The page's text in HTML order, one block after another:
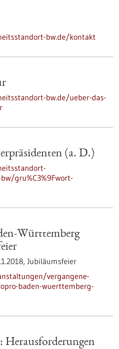
bw.de/kontakt
bw.de/ueber-das-
(a. D.)
gru%C3%9Fwort-
Württemberg
Jubiläumsfeier
vergangene-
baden-wuerttemberg-
Herausforderungen